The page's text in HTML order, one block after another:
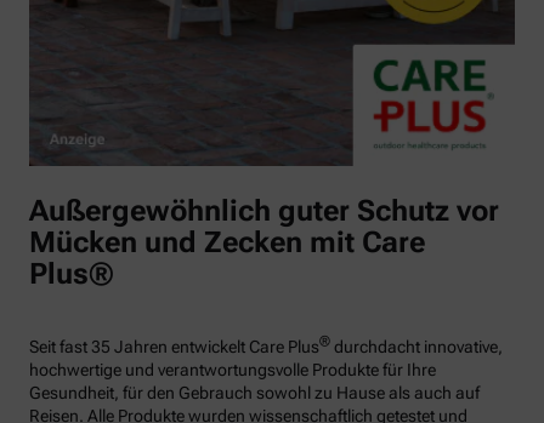
Außergewöhnlich guter Schutz vor
Mücken und Zecken mit Care
Plus®
Seit fast 35 Jahren entwickelt Care Plus® durchdacht innovative,
hochwertige und verantwortungsvolle Produkte für Ihre
Gesundheit, für den Gebrauch sowohl zu Hause als auch auf
Reisen. Alle Produkte wurden wissenschaftlich getestet und